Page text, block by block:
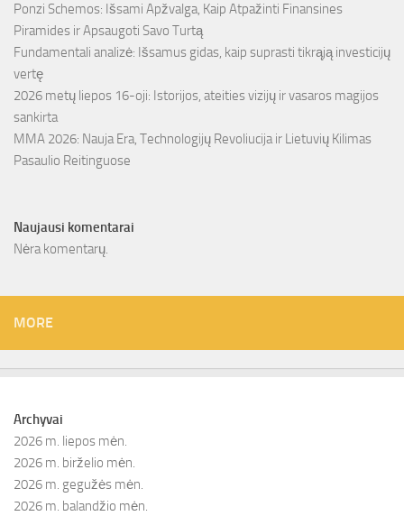
Ponzi Schemos: Išsami Apžvalga, Kaip Atpažinti Finansines
Piramides ir Apsaugoti Savo Turtą
Fundamentali analizė: Išsamus gidas, kaip suprasti tikrąją investicijų
vertę
2026 metų liepos 16-oji: Istorijos, ateities vizijų ir vasaros magijos
sankirta
MMA 2026: Nauja Era, Technologijų Revoliucija ir Lietuvių Kilimas
Pasaulio Reitinguose
Naujausi komentarai
Nėra komentarų.
MORE
Archyvai
2026 m. liepos mėn.
2026 m. birželio mėn.
2026 m. gegužės mėn.
2026 m. balandžio mėn.